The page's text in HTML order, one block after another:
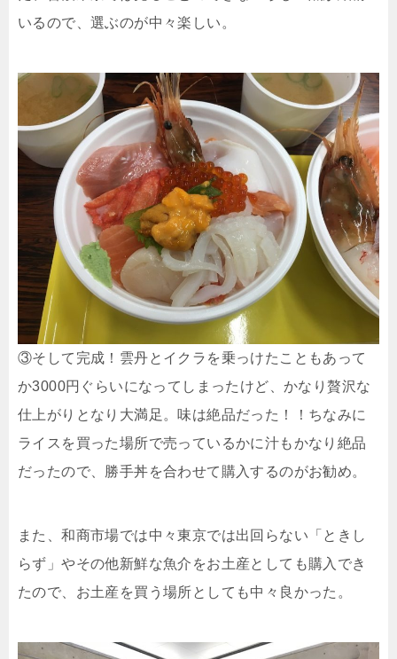
いるので、選ぶのが中々楽しい。
③そして完成！雲丹とイクラを乗っけたこともあって
か3000円ぐらいになってしまったけど、かなり贅沢な
仕上がりとなり大満足。味は絶品だった！！ちなみに
ライスを買った場所で売っているかに汁もかなり絶品
だったので、勝手丼を合わせて購入するのがお勧め。
また、和商市場では中々東京では出回らない「ときし
らず」やその他新鮮な魚介をお土産としても購入でき
たので、お土産を買う場所としても中々良かった。